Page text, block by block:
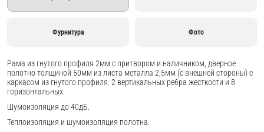
Фурнитура Фото
Рама из гнутого профиля 2мм с притвором и наличником, дверное
полотно толщиной 50мм из листа металла 2,5мм (с внешней стороны) c
каркасом из гнутого профиля. 2 вертикальных ребра жесткости и 8
горизонтальных.
Шумоизоляция до 40дБ.
Теплоизоляция и шумоизоляция полотна: